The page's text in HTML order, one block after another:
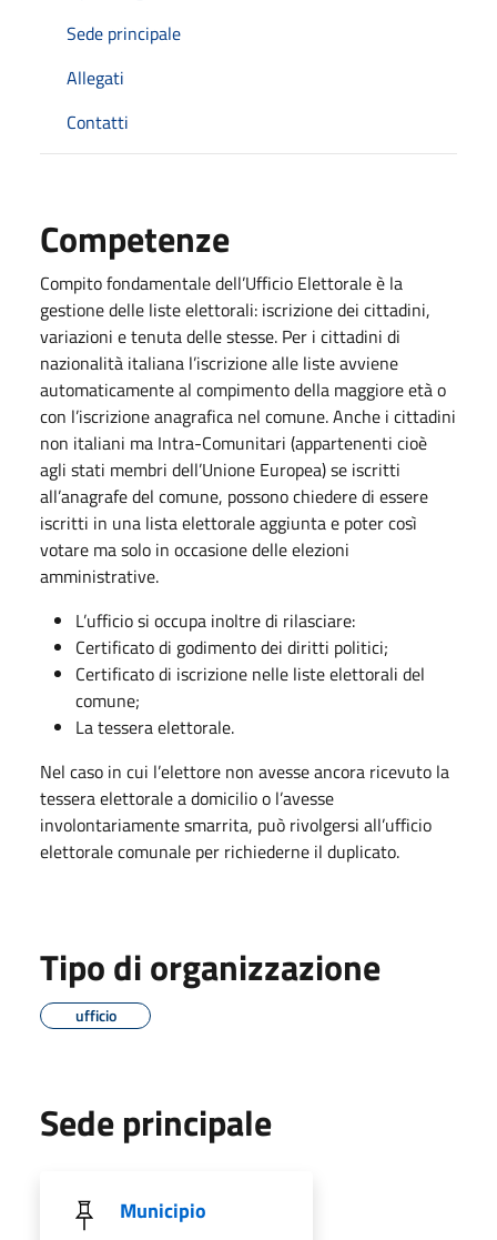
Sede principale
Allegati
Contatti
Competenze
Compito fondamentale dell’Ufficio Elettorale è la
gestione delle liste elettorali: iscrizione dei cittadini,
variazioni e tenuta delle stesse. Per i cittadini di
nazionalità italiana l’iscrizione alle liste avviene
automaticamente al compimento della maggiore età o
con l’iscrizione anagrafica nel comune. Anche i cittadini
non italiani ma Intra-Comunitari (appartenenti cioè
agli stati membri dell’Unione Europea) se iscritti
all’anagrafe del comune, possono chiedere di essere
iscritti in una lista elettorale aggiunta e poter così
votare ma solo in occasione delle elezioni
amministrative.
L’ufficio si occupa inoltre di rilasciare:
Certificato di godimento dei diritti politici;
Certificato di iscrizione nelle liste elettorali del
comune;
La tessera elettorale.
Nel caso in cui l’elettore non avesse ancora ricevuto la
tessera elettorale a domicilio o l’avesse
involontariamente smarrita, può rivolgersi all’ufficio
elettorale comunale per richiederne il duplicato.
Tipo di organizzazione
ufficio
Sede principale
Municipio